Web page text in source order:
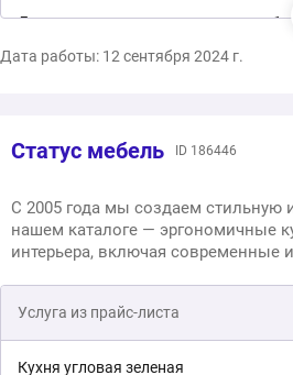
Доставка кухни 1
Дата работы: 12 сентября 2024 г.
Статус мебель ID 186446
С 2005 года мы создаем стильную
нашем каталоге — эргономичные
интерьера, включая современные
Услуга из прайс-листа
Кухня угловая зеленая